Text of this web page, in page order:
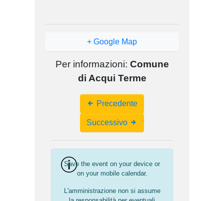
+ Google Map
Per informazioni: Comune
di Acqui Terme
Navigation
Precedente
Successivo
Save the event on your device or
on your mobile calendar.
L'amministrazione non si assume